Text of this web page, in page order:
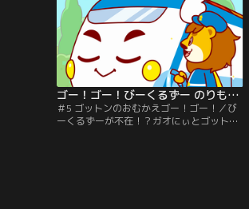
ゴー！ゴー！びーくるずー のりものスター編 第05話
＃5 ゴットンのおむかえゴー！ゴー！／び
ーくるずーが不在！？ガオにぃとゴットン